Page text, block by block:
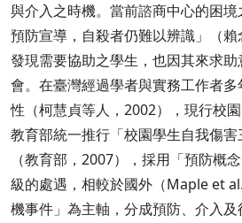
與介入之時機。當前諮商中心的困
預防宣導，自殺者仍難以辨識」（
發現需要協助之學生，也因其來求
會。在臺灣經過學者與實務工作者
性（柯慧貞等人，2002），現行校
教育部統一推行「校園學生自我傷害
（教育部，2007），採用「預防概
級的處遇，相較於國外（Maple et
機事件」為主軸，分成預防、介入